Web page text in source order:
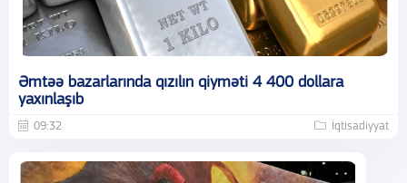
Əmtəə bazarlarında qızılın qiyməti 4 400 dollara
yaxınlaşıb
09:32 İqtisadiyyat